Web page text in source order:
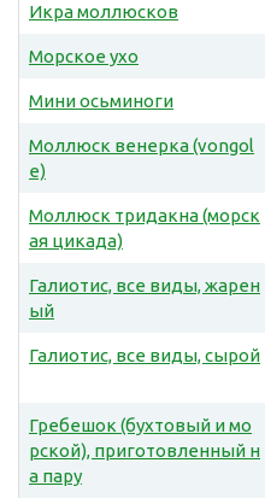
Икра моллюсков
Морское ухо
Мини осьминоги
Моллюск венерка (vongol
e)
Моллюск тридакна (морск
ая цикада)
Галиотис, все виды, жарен
ый
Галиотис, все виды, сырой
Гребешок (бухтовый и мо
рской), приготовленный н
а пару